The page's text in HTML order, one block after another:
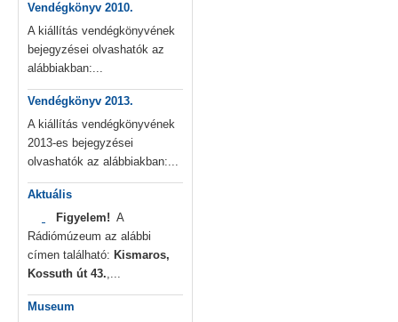
Vendégkönyv 2010.
A kiállítás vendégkönyvének
bejegyzései olvashatók az
alábbiakban:...
Vendégkönyv 2013.
A kiállítás vendégkönyvének
2013-es bejegyzései
olvashatók az alábbiakban:...
Aktuális
Figyelem! A
Rádiómúzeum az alábbi
címen található: Kismaros,
Kossuth út 43.,...
Museum